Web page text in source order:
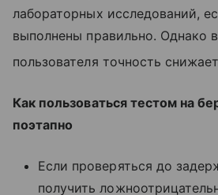
лабораторных исследований,
выполнены правильно. Однако
пользователя точность
Как пользоваться тестом на
поэтапно
Если проверяться до
получить